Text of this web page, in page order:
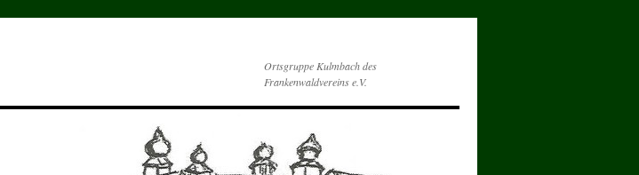
Ortsgruppe Kulmbach des
Frankenwaldvereins e.V.